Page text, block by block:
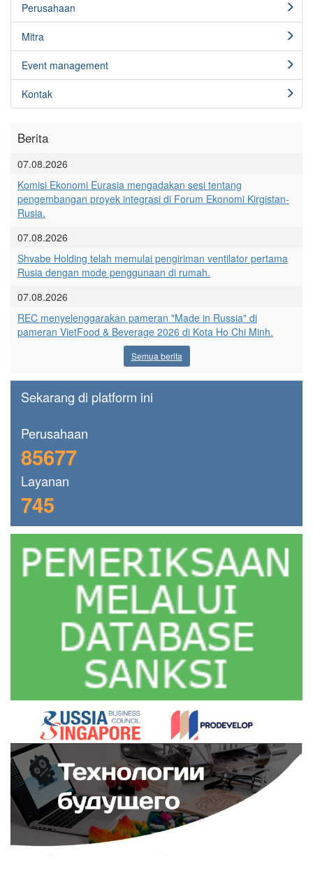
Perusahaan
Mitra
Event management
Kontak
Berita
07.08.2026
Komisi Ekonomi Eurasia mengadakan sesi tentang
pengembangan proyek integrasi di Forum Ekonomi Kirgistan-
Rusia.
07.08.2026
Shvabe Holding telah memulai pengiriman ventilator pertama
Rusia dengan mode penggunaan di rumah.
07.08.2026
REC menyelenggarakan pameran "Made in Russia" di
pameran VietFood & Beverage 2026 di Kota Ho Chi Minh.
Semua berita
Sekarang di platform ini
Perusahaan
85677
Layanan
745